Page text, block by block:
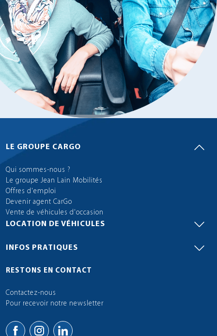
LE GROUPE CARGO
Qui sommes-nous ?
Le groupe Jean Lain Mobilités
Offres d'emploi
Devenir agent CarGo
Vente de véhicules d'occasion
LOCATION DE VÉHICULES
INFOS PRATIQUES
RESTONS EN CONTACT
Contactez-nous
Pour recevoir notre newsletter